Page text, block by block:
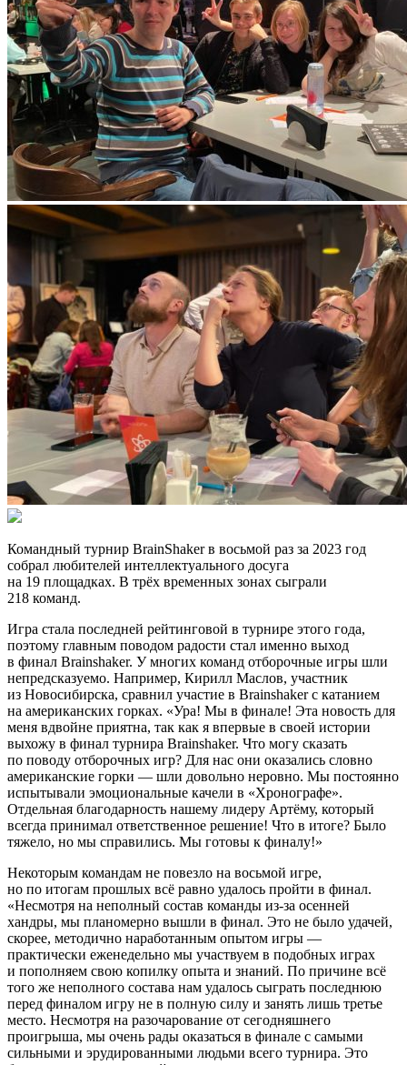
Командный турнир BrainShaker в восьмой раз за 2023 год
собрал любителей интеллектуального досуга
на 19 площадках. В трёх временных зонах сыграли
218 команд.
Игра стала последней рейтинговой в турнире этого года,
поэтому главным поводом радости стал именно выход
в финал Brainshaker. У многих команд отборочные игры шли
непредсказуемо. Например, Кирилл Маслов, участник
из Новосибирска, сравнил участие в Brainshaker с катанием
на американских горках. «Ура! Мы в финале! Эта новость для
меня вдвойне приятна, так как я впервые в своей истории
выхожу в финал турнира Brainshaker. Что могу сказать
по поводу отборочных игр? Для нас они оказались словно
американские горки — шли довольно неровно. Мы постоянно
испытывали эмоциональные качели в «Хронографе».
Отдельная благодарность нашему лидеру Артёму, который
всегда принимал ответственное решение! Что в итоге? Было
тяжело, но мы справились. Мы готовы к финалу!»
Некоторым командам не повезло на восьмой игре,
но по итогам прошлых всё равно удалось пройти в финал.
«Несмотря на неполный состав команды из-за осенней
хандры, мы планомерно вышли в финал. Это не было удачей,
скорее, методично наработанным опытом игры —
практически еженедельно мы участвуем в подобных играх
и пополняем свою копилку опыта и знаний. По причине всё
того же неполного состава нам удалось сыграть последнюю
перед финалом игру не в полную силу и занять лишь третье
место. Несмотря на разочарование от сегодняшнего
проигрыша, мы очень рады оказаться в финале с самыми
сильными и эрудированными людьми всего турнира. Это